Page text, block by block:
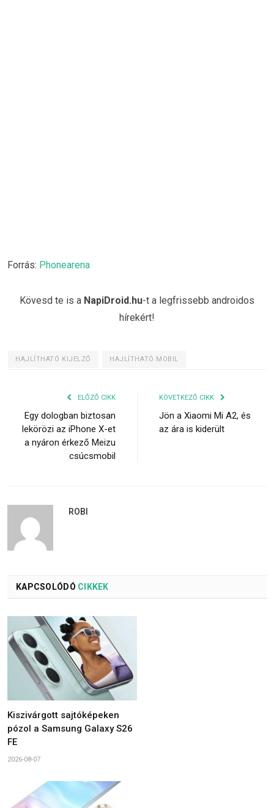
Forrás: Phonearena
Kövesd te is a NapiDroid.hu-t a legfrissebb androidos
hírekért!
HAJLÍTHATÓ KIJELZŐ HAJLÍTHATÓ MOBIL
ELŐZŐ CIKK
Egy dologban biztosan
lekörözi az iPhone X-et
a nyáron érkező Meizu
csúcsmobil
KÖVETKEZŐ CIKK
Jön a Xiaomi Mi A2, és
az ára is kiderült
ROBI
KAPCSOLÓDÓ CIKKEK
Kiszivárgott sajtóképeken
pózol a Samsung Galaxy S26
FE
2026-08-07